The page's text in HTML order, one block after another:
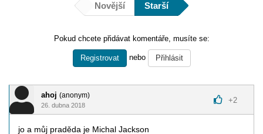
Novější Starší
Pokud chcete přidávat komentáře, musíte se:
Registrovat nebo Přihlásit
ahoj (anonym)
26. dubna 2018
+2
jo a můj praděda je Michal Jackson